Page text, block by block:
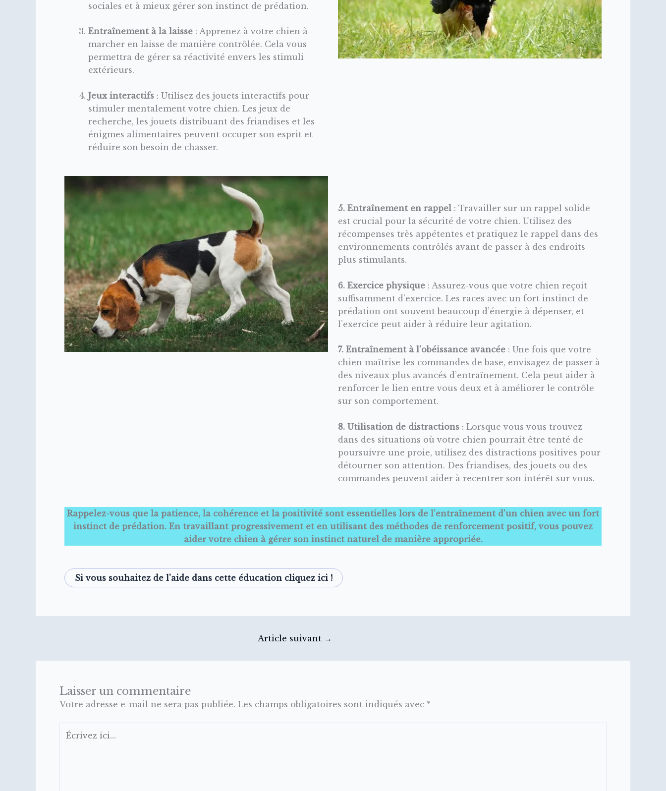
sociales et à mieux gérer son instinct de prédation.
Entraînement à la laisse : Apprenez à votre chien à
marcher en laisse de manière contrôlée. Cela vous
permettra de gérer sa réactivité envers les stimuli
extérieurs.
Jeux interactifs : Utilisez des jouets interactifs pour
stimuler mentalement votre chien. Les jeux de
recherche, les jouets distribuant des friandises et les
énigmes alimentaires peuvent occuper son esprit et
réduire son besoin de chasser.
5. Entraînement en rappel : Travailler sur un rappel solide
est crucial pour la sécurité de votre chien. Utilisez des
récompenses très appétentes et pratiquez le rappel dans des
environnements contrôlés avant de passer à des endroits
plus stimulants.
6. Exercice physique : Assurez-vous que votre chien reçoit
suffisamment d’exercice. Les races avec un fort instinct de
prédation ont souvent beaucoup d’énergie à dépenser, et
l’exercice peut aider à réduire leur agitation.
7. Entraînement à l’obéissance avancée : Une fois que votre
chien maîtrise les commandes de base, envisagez de passer à
des niveaux plus avancés d’entraînement. Cela peut aider à
renforcer le lien entre vous deux et à améliorer le contrôle
sur son comportement.
8. Utilisation de distractions : Lorsque vous vous trouvez
dans des situations où votre chien pourrait être tenté de
poursuivre une proie, utilisez des distractions positives pour
détourner son attention. Des friandises, des jouets ou des
commandes peuvent aider à recentrer son intérêt sur vous.
Rappelez-vous que la patience, la cohérence et la positivité sont essentielles lors de l’entraînement d’un chien avec un fort
instinct de prédation. En travaillant progressivement et en utilisant des méthodes de renforcement positif, vous pouvez
aider votre chien à gérer son instinct naturel de manière appropriée.
Si vous souhaitez de l'aide dans cette éducation cliquez ici !
Article suivant →
Laisser un commentaire
Votre adresse e-mail ne sera pas publiée. Les champs obligatoires sont indiqués avec *
Écrivez
ici…